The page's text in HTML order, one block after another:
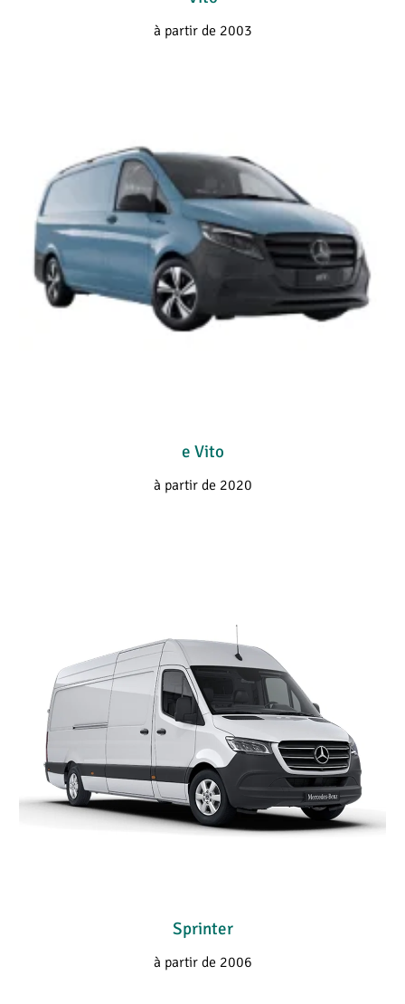
à partir de 2003
e Vito
à partir de 2020
Sprinter
à partir de 2006